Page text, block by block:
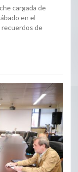
cargada de
en el
recuerdos de